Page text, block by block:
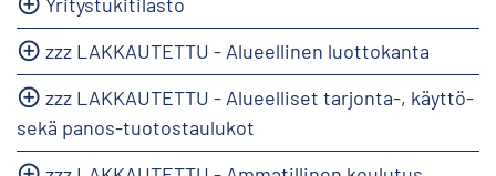
zzz LAKKAUTETTU - Alueellinen luottokanta
zzz LAKKAUTETTU - Alueelliset tarjonta-, käyttö-
sekä panos-tuotostaulukot